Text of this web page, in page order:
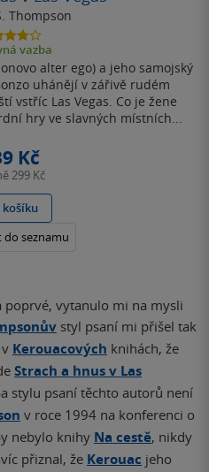
Thompson
3.8
z
5
hvězdiček
vazba
alter ego) a jeho samojský
uhánějí v zářivě rudém
vstříc Las Vegas. Co je žene
hry ve slavných místních...
Kč
299 Kč
košíku
do seznamu
poprvé, vytanulo mi na mysli
styl psaní mi přišel tak
Kerouacových knihách, že
Strach a hnus v Las
stylu psaní těchto autorů není
v roce 1994 na konferenci o
nebylo knihy Na cestě, nikdy
přiznal, že Kerouac jeho